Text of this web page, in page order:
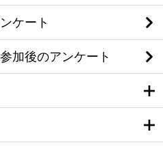
ケート
加後のアンケート